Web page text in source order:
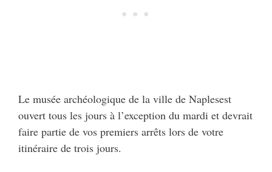
Le musée archéologique de la ville de Naplesest
ouvert tous les jours à l’exception du mardi et devrait
faire partie de vos premiers arrêts lors de votre
itinéraire de trois jours.